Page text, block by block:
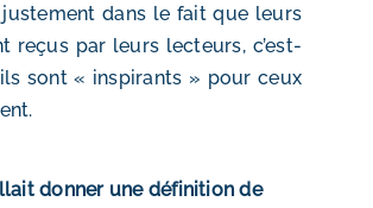
dans le fait que leurs
reçus par leurs lecteurs, c’est-
sont « inspirants » pour ceux
donner une définition de